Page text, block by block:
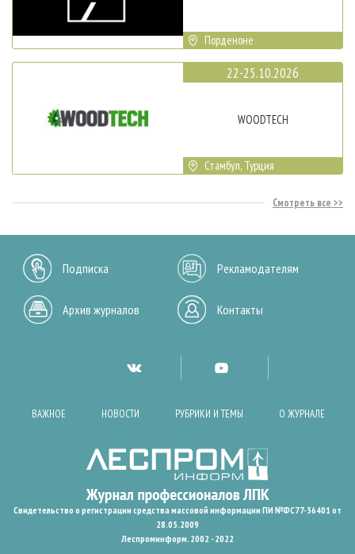
Порденоне
22-25.10.2026
WOODTECH
Стамбул, Турция
Смотреть все
Подписка Рекламодателям
Архив журналов Контакты
ВАЖНОЕ НОВОСТИ РУБРИКИ И ТЕМЫ О ЖУРНАЛЕ
Свидетельство о регистрации средства массовой информации ПИ №ФС77-36401 от
28.05.2009
Леспроминформ. 2002 - 2022